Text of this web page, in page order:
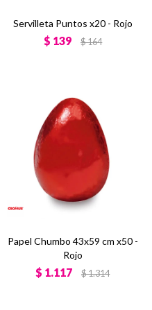
Servilleta Puntos x20 - Rojo
$ 139 $164
Papel Chumbo 43x59 cm x50 -
Rojo
$ 1.117 $1.314